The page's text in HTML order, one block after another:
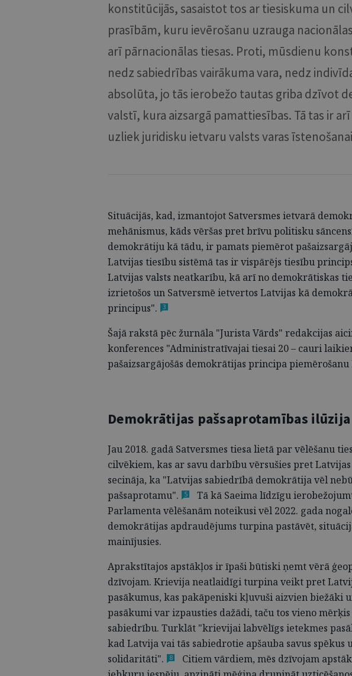
konstitūcijās, sasaistot tos ar tiesiskuma un
prasībām, kuru ievērošanu uzrauga
arī pārnacionālas tiesas. Proti, mūsdienu
nedz sabiedrības vairākuma vara, nedz
absolūta, jo tās ierobežo tautas griba dzīvot
valstī, kura aizsargā pamattiesības. Tā tas ir
uzliek juridisku ietvaru valsts varas
Situācijās, kad, izmantojot Satversmes ietvarā
mehānismus, kāds vēršas pret brīvu politisku
demokrātiju kā tādu, ir pamats piemērot
Latvijas tiesību sistēmā tas ir vispārējs tiesību
Latvijas valsts neatkarību, kā arī no demokrātiskas
izrietošos un Satversmē ietvertos Latvijas kā
principus". 3
Šajā rakstā pēc žurnāla "Jurista Vārds" redakcijas
konferences "Administratīvajai tiesai 20 – cauri
pašaizsargājošās demokrātijas principa
Demokrātijas pašsaprotamības ilūzija
Jau 2018. gadā Satversmes tiesa lietā par vēlēšanu
cilvēkiem, kas ar savu darbību vērsušies pret
secināja, ka "Latvijas sabiedrībā demokrātija vēl
pašsaprotamu". 5
Tā kā Saeima līdzīgu
Parlamenta vēlēšanām noteikusi vēl 2022. gada
demokrātijas apdraudējums turpina pastāvēt,
mainījusies.
Aprakstītajos apstākļos ir īpaši būtiski ņemt vērā
dzīvojam. Krievija neatlaidīgi turpina veikt pret
pasākumus, kas pakāpeniski kļuvuši aizvien biežāki
pasākumi var izpausties dažādi, taču tos vieno
sabiedrību. Turklāt "krievijai labvēlīgs ietekmes
kad Latvija vai tās sabiedrotie apšauba savus spēkus
solidaritāti". 8
Citiem vārdiem, mēs dzīvojam